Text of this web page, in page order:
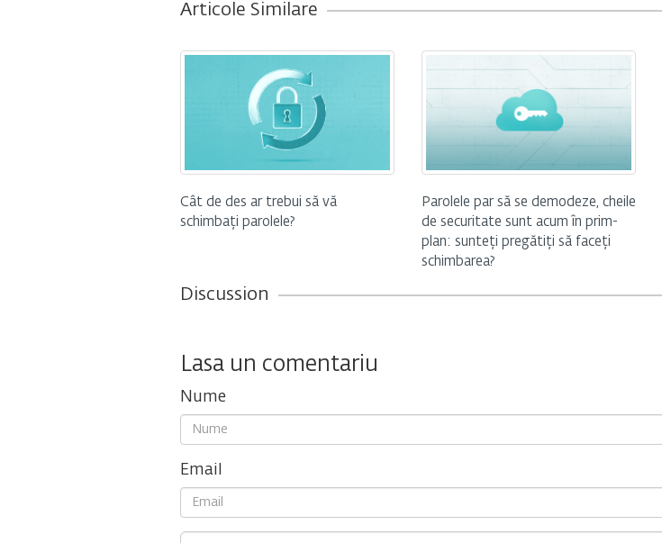
Articole Similare
Cât de des ar trebui să vă
schimbați parolele?
Parolele par să se demodeze, cheile
de securitate sunt acum în prim-
plan: sunteți pregătiți să faceți
schimbarea?
Discussion
Lasa un comentariu
Nume
Email